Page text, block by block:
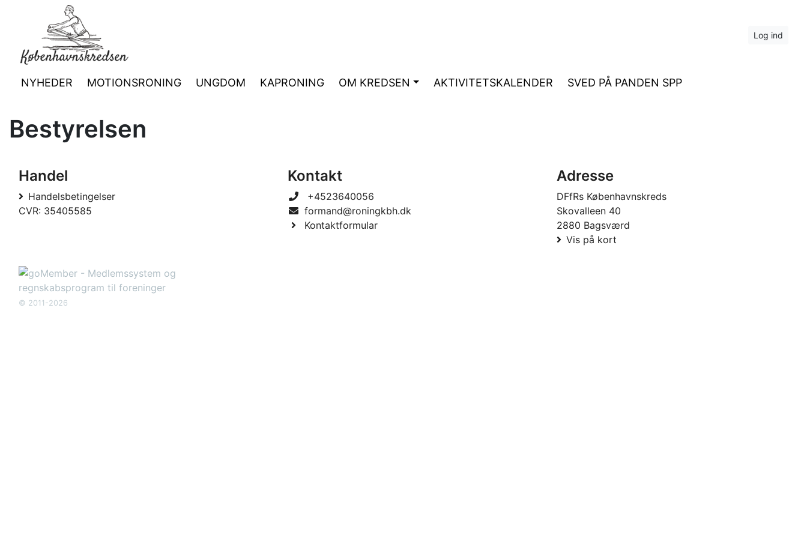
Log ind
NYHEDER MOTIONSRONING UNGDOM KAPRONING OM KREDSEN AKTIVITETSKALENDER SVED PÅ PANDEN SPP
Bestyrelsen
Handel
Handelsbetingelser
CVR: 35405585
Kontakt
+4523640056
formand@roningkbh.dk
Kontaktformular
Adresse
DFfRs Københavnskreds
Skovalleen 40
2880 Bagsværd
Vis på kort
© 2011-2026